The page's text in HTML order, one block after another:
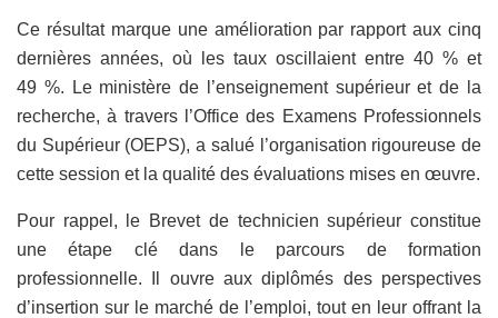
Ce résultat marque une amélioration par rapport aux cinq
dernières années, où les taux oscillaient entre 40 % et
49 %. Le ministère de l’enseignement supérieur et de la
recherche, à travers l’Office des Examens Professionnels
du Supérieur (OEPS), a salué l’organisation rigoureuse de
cette session et la qualité des évaluations mises en œuvre.
Pour rappel, le Brevet de technicien supérieur constitue
une étape clé dans le parcours de formation
professionnelle. Il ouvre aux diplômés des perspectives
d’insertion sur le marché de l’emploi, tout en leur offrant la